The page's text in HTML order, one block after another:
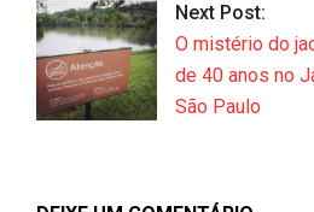
Next Post:
O mistério do
de 40 anos no
São Paulo